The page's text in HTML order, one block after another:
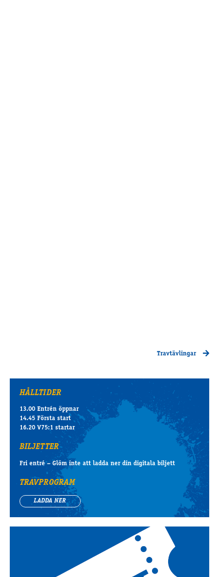
Travtävlingar
HÅLLTIDER
13.00 Entrén öppnar
14.45 Första start
16.20 V75:1 startar
BILJETTER
Fri entré – Glöm inte att ladda ner din digitala biljett
TRAVPROGRAM
LADDA NER